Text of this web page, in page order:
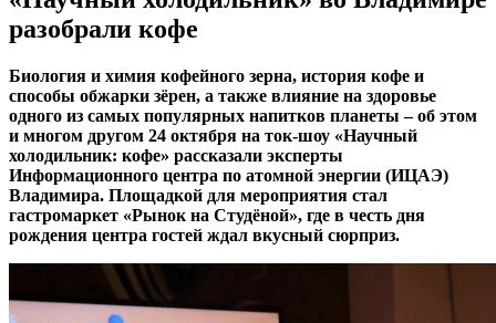
разобрали кофе
Биология и химия кофейного зерна, история кофе и
способы обжарки зёрен, а также влияние на здоровье
одного из самых популярных напитков планеты – об этом
и многом другом 24 октября на ток-шоу «Научный
холодильник: кофе» рассказали эксперты
Информационного центра по атомной энергии (ИЦАЭ)
Владимира. Площадкой для мероприятия стал
гастромаркет «Рынок на Студёной», где в честь дня
рождения центра гостей ждал вкусный сюрприз.